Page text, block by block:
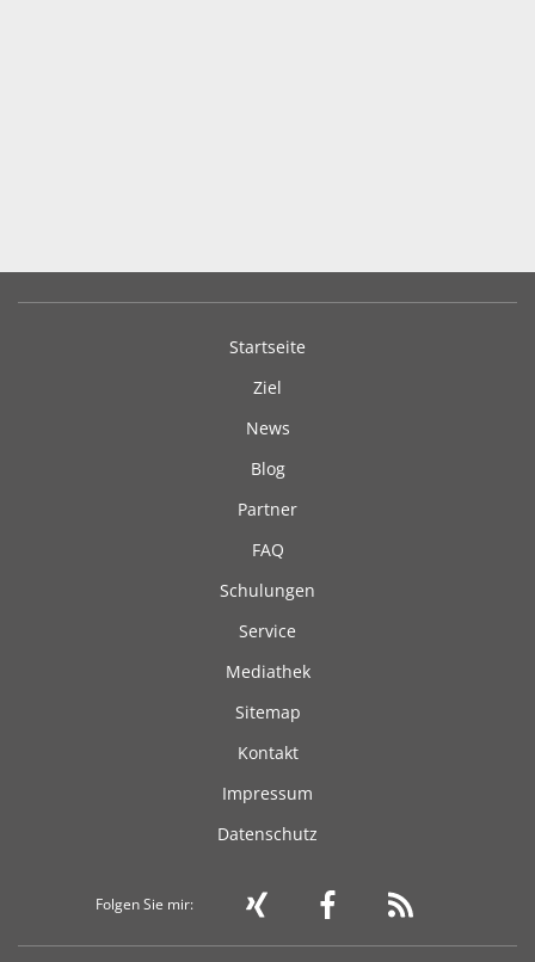
Startseite
Ziel
News
Blog
Partner
FAQ
Schulungen
Service
Mediathek
Sitemap
Kontakt
Impressum
Datenschutz
Folgen Sie mir: